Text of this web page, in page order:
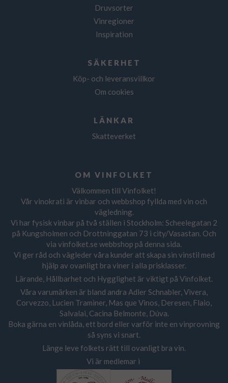
Druvsorter
Vinregioner
Inspiration
SÄKERHET
Köp- och leveransvillkor
Om cookies
LÄNKAR
Skatteverket
OM VINFOLKET
Välkommen till Vinfolket!
Vår vinokrati är vinbar och webbshop fyllda med vin och
vägledning.
Vi har fysisk vinbar på två ställen i Stockholm: Scheelegatan 2
på Kungsholmen och Drottninggatan 73 i city/Vasastan. Och
via vinfolket.se webbshop på denna sida.
Vi ger råd och vägleder våra kunder att skapa sin vinstil med
hjälp av ovanligt bra viner i alla prisklasser.
Lärande, Hållbarhet och Hygglighet är viktigt på Vinfolket.
Våra varumärken är bland andra Adler Schnabler, Vivera,
Corvezzo, Lucien Traminer, Mas que Vinos, Deresen, Flaio,
Salvalai, Cacina Belmonte, Dúva.
Boka gärna en vinlåda, ett bord eller varför inte en vinprovning
så syns vi snart.
Länge leve folkets rätt till ovanligt bra vin.
Vi är medlemar i